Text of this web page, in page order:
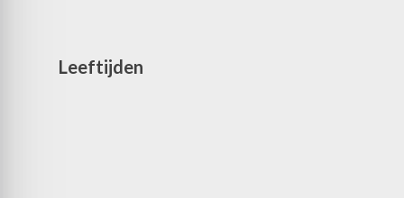
Leeftijden